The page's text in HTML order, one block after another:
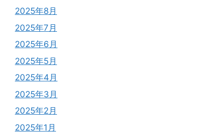
2025年8月
2025年7月
2025年6月
2025年5月
2025年4月
2025年3月
2025年2月
2025年1月